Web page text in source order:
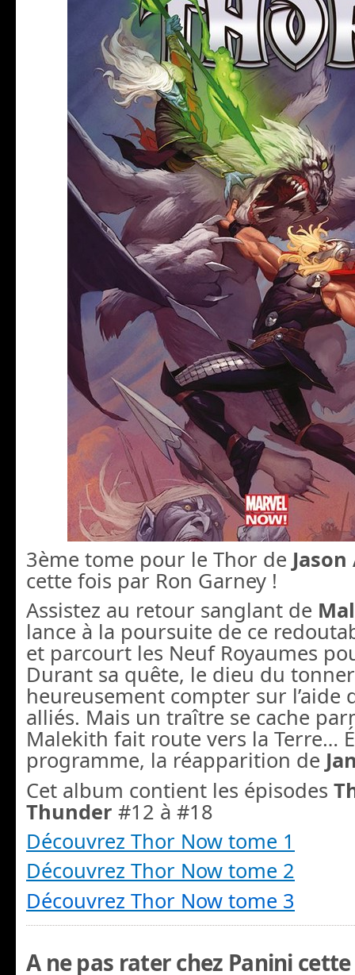
3ème tome pour le Thor de
cette fois par Ron Garney !
Assistez au retour sanglant de
lance à la poursuite de ce
et parcourt les Neuf Royaumes
Durant sa quête, le dieu du
heureusement compter sur l’aide
alliés. Mais un traître se cache
Malekith fait route vers la Terre…
programme, la réapparition de
Cet album contient les épisodes
Thunder #12 à #18
Découvrez Thor Now tome 1
Découvrez Thor Now tome 2
Découvrez Thor Now tome 3
A ne pas rater chez Panini